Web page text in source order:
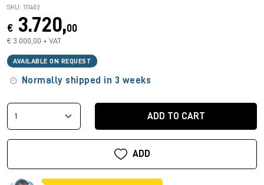
SKU: 111402
€ 3.720,00
€ 3.000,00 + VAT
AVAILABLE ON REQUEST
Normally shipped in 3 weeks
ADD TO CART
ADD